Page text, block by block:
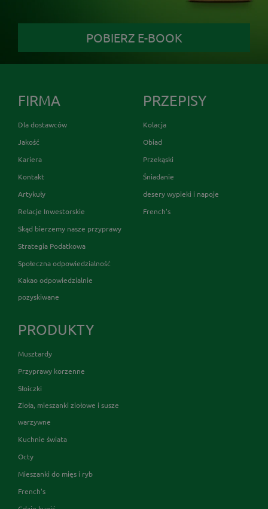
POBIERZ E-BOOK
FIRMA
Dla dostawców
Jakość
Kariera
Kontakt
Artykuły
Relacje Inwestorskie
Skąd bierzemy nasze przyprawy
Strategia Podatkowa
Społeczna odpowiedzialność
Kakao odpowiedzialnie
pozyskiwane
PRZEPISY
Kolacja
Obiad
Przekąski
Śniadanie
desery wypieki i napoje
French's
PRODUKTY
Musztardy
Przyprawy korzenne
Słoiczki
Zioła, mieszanki ziołowe i susze
warzywne
Kuchnie świata
Octy
Mieszanki do mięs i ryb
French's